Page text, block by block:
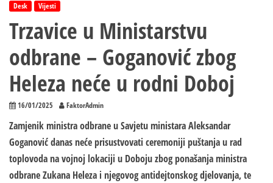
Desk Vijesti
Trzavice u Ministarstvu
odbrane – Goganović zbog
Heleza neće u rodni Doboj
16/01/2025 FaktorAdmin
Zamjenik ministra odbrane u Savjetu ministara Aleksandar
Goganović danas neće prisustvovati ceremoniji puštanja u rad
toplovoda na vojnoj lokaciji u Doboju zbog ponašanja ministra
odbrane Zukana Heleza i njegovog antidejtonskog djelovanja, te